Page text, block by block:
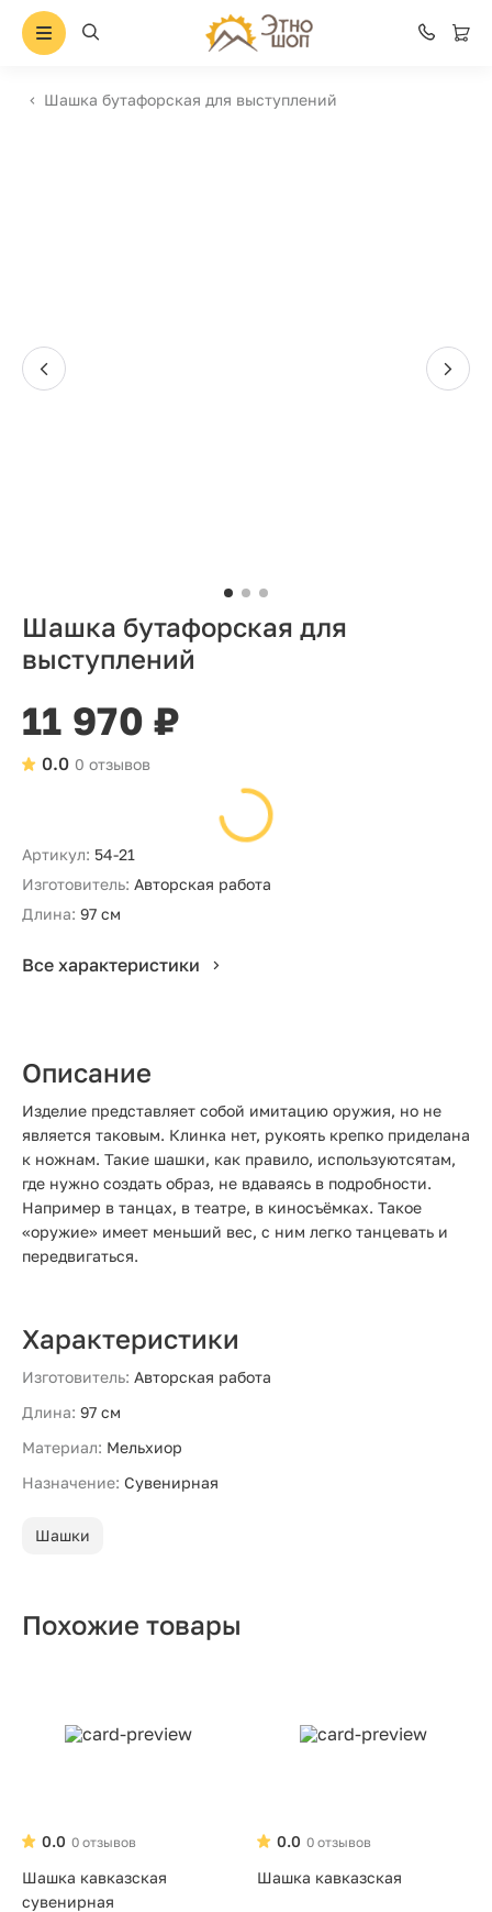
Шашка бутафорская для выступлений
Шашка бутафорская для
выступлений
11 970 ₽
0 отзывов
0.0
Артикул: 54-21
Изготовитель: Авторская работа
Длина: 97 см
Все характеристики
Описание
Изделие представляет собой имитацию оружия, но не
является таковым. Клинка нет, рукоять крепко приделана
к ножнам. Такие шашки, как правило, используютсятам,
где нужно создать образ, не вдаваясь в подробности.
Например в танцах, в театре, в киносъёмках. Такое
«оружие» имеет меньший вес, с ним легко танцевать и
передвигаться.
Характеристики
Изготовитель: Авторская работа
Длина: 97 см
Материал: Мельхиор
Назначение: Сувенирная
Шашки
Похожие товары
0 отзывов
0.0
Шашка кавказская
сувенирная
0 отзывов
0.0
Шашка кавказская